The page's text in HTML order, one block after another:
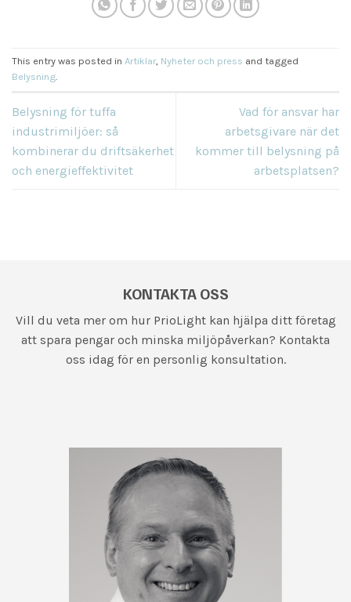
This entry was posted in Artiklar, Nyheter och press and tagged
Belysning.
Belysning för tuffa
industrimiljöer: så
kombinerar du driftsäkerhet
och energieffektivitet
Vad för ansvar har
arbetsgivare när det
kommer till belysning på
arbetsplatsen?
KONTAKTA OSS
Vill du veta mer om hur PrioLight kan hjälpa ditt företag
att spara pengar och minska miljöpåverkan? Kontakta
oss idag för en personlig konsultation.